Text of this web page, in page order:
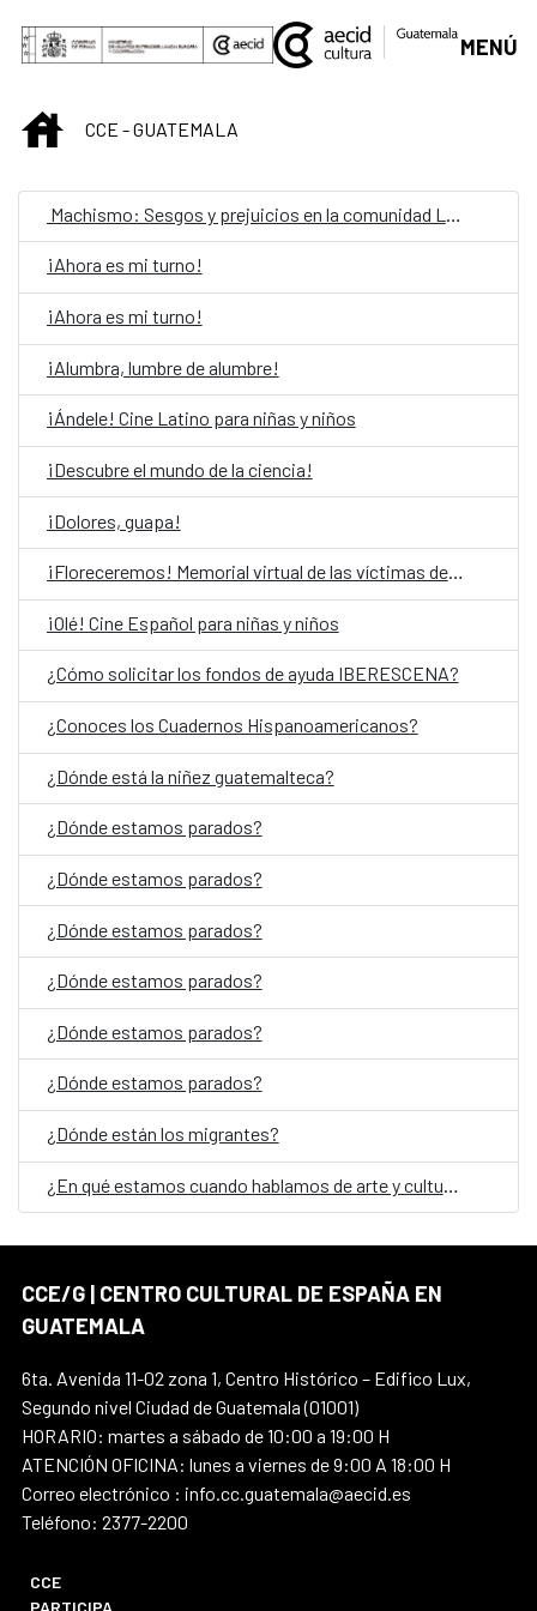
Skip to Main Content
MENÚ
INICIOCCE - GUATEMALA
Machismo: Sesgos y prejuicios en la comunidad LGBTIQ
¡Ahora es mi turno!
¡Ahora es mi turno!
¡Alumbra, lumbre de alumbre!
¡Ándele! Cine Latino para niñas y niños
¡Descubre el mundo de la ciencia!
¡Dolores, guapa!
¡Floreceremos! Memorial virtual de las víctimas del Conflicto Armado Interno en Guatemala
¡Olé! Cine Español para niñas y niños
¿Cómo solicitar los fondos de ayuda IBERESCENA?
¿Conoces los Cuadernos Hispanoamericanos?
¿Dónde está la niñez guatemalteca?
¿Dónde estamos parados?
¿Dónde estamos parados?
¿Dónde estamos parados?
¿Dónde estamos parados?
¿Dónde estamos parados?
¿Dónde estamos parados?
¿Dónde están los migrantes?
CCE/G | CENTRO CULTURAL DE ESPAÑA EN
GUATEMALA
6ta. Avenida 11-02 zona 1, Centro Histórico – Edifico Lux,
Segundo nivel Ciudad de Guatemala (01001)
HORARIO: martes a sábado de 10:00 a 19:00 H
ATENCIÓN OFICINA: lunes a viernes de 9:00 A 18:00 H
Correo electrónico : info.cc.guatemala@aecid.es
Teléfono: 2377-2200
CCE